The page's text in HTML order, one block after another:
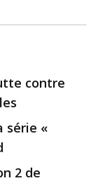
contre
série «
2 de